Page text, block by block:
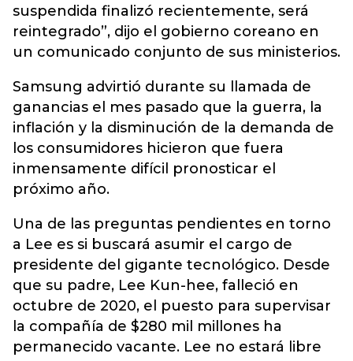
suspendida finalizó recientemente, será
reintegrado”, dijo el gobierno coreano en
un comunicado conjunto de sus ministerios.
Samsung advirtió durante su llamada de
ganancias el mes pasado que la guerra, la
inflación y la disminución de la demanda de
los consumidores hicieron que fuera
inmensamente difícil pronosticar el
próximo año.
Una de las preguntas pendientes en torno
a Lee es si buscará asumir el cargo de
presidente del gigante tecnológico. Desde
que su padre, Lee Kun-hee, falleció en
octubre de 2020, el puesto para supervisar
la compañía de $280 mil millones ha
permanecido vacante. Lee no estará libre